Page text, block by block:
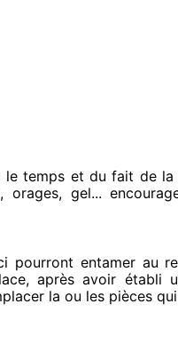
le temps et du fait de
orages, gel...
pourront entamerau
, après avoir établi
la ou les pièces